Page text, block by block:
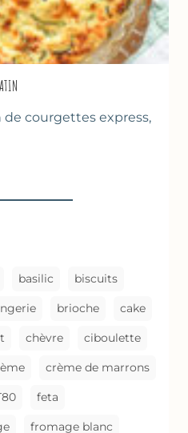
courgettes express,
basilic biscuits
brioche cake
chèvre ciboulette
crème de marrons
feta
fromage blanc